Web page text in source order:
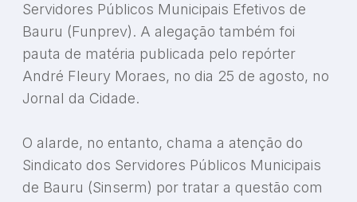
Servidores Públicos Municipais Efetivos de
Bauru (Funprev). A alegação também foi
pauta de matéria publicada pelo repórter
André Fleury Moraes, no dia 25 de agosto, no
Jornal da Cidade.
O alarde, no entanto, chama a atenção do
Sindicato dos Servidores Públicos Municipais
de Bauru (Sinserm) por tratar a questão com